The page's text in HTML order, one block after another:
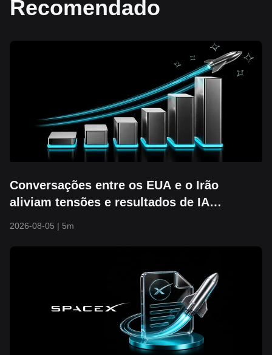
Recomendado
Conversações entre os EUA e o Irão
aliviam tensões e resultados de IA
2026-08-05 | 5m